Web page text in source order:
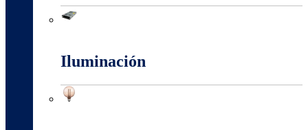
Iluminación